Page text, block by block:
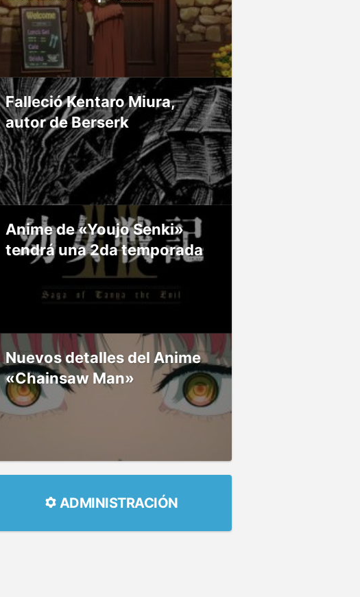
Falleció Kentaro Miura,
autor de Berserk
Anime de «Youjo Senki»
tendrá una 2da temporada
Nuevos detalles del Anime
«Chainsaw Man»
ADMINISTRACIÓN